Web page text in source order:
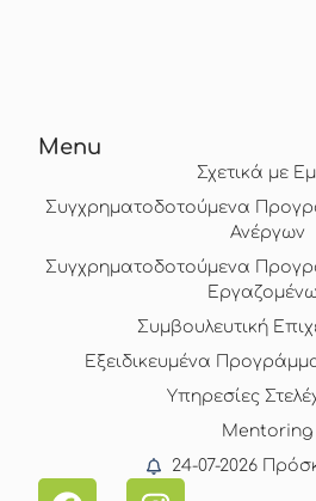
Menu
Σχετικά με
Συγχρηματοδοτούμενα
Ανέργων
Συγχρηματοδοτούμενα
Συμβουλευτική
Εξειδικευμένα
Υπηρεσίες
Mentoring
24-07-2026